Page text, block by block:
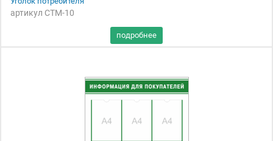
артикул СТМ-10